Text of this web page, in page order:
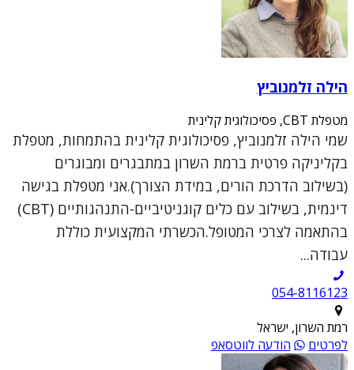
הילה זלמנוביץ
מטפלת CBT, פסיכולוגית קלינית
שמי הילה זלמנוביץ, פסיכולוגית קלינית בהתמחות, מטפלת
בקליניקה פרטית ברמת השרון במתבגרים ומבוגרים
(בשילוב הדרכת הורים, במידת הצורך).אני מטפלת בגישה
דינמית, בשילוב עם כלים קוגניטיביים-התנהגותיים (CBT)
בהתאמה לצרכי המטופל.הכשרתי המקצועית כוללת
עבודה...
054-8116123
רמת השרון, ישראל
לפרטים
הודעה לווטסאפ